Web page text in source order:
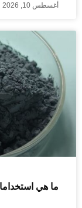
أغسطس 10, 2026
ما هي